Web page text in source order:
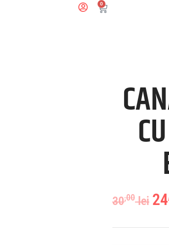
0
30,00 lei 24